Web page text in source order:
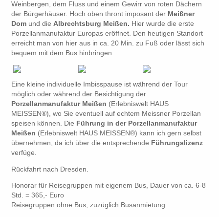
Weinbergen, dem Fluss und einem Gewirr von roten Dächern
der Bürgerhäuser. Hoch oben thront imposant der Meißner
Dom und dieAlbrechtsburg Meißen. Hier wurde die erste
Porzellanmanufaktur Europas eröffnet. Den heutigen Standort
erreicht man von hier aus in ca. 20 Min. zu Fuß oder lässt sich
bequem mit dem Bus hinbringen.
Eine kleine individuelle Imbisspause ist während der Tour
möglich oder während der Besichtigung der
Porzellanmanufaktur Meißen (Erlebniswelt HAUS
MEISSEN®), wo Sie eventuell auf echtem Meissner Porzellan
speisen können. Die Führung in der Porzellanmanufaktur
Meißen (Erlebniswelt HAUS MEISSEN®) kann ich gern selbst
übernehmen, da ich über die entsprechende Führungslizenz
verfüge.
Rückfahrt nach Dresden.
Honorar für Reisegruppen mit eigenem Bus, Dauer von ca. 6-8
Std. = 365,- Euro
Reisegruppen ohne Bus, zuzüglich Busanmietung.